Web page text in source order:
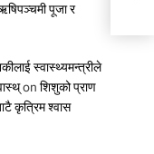
पूजा र
स्वास्थ्यमन्त्रीले
on शिशुको प्राण
कृत्रिम श्वास